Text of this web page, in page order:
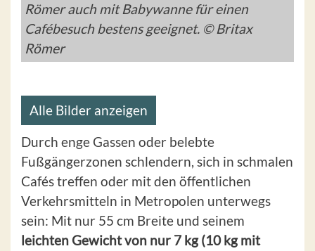
Römer auch mit Babywanne für einen
Cafébesuch bestens geeignet. © Britax
Römer
Alle Bilder anzeigen
Durch enge Gassen oder belebte
Fußgängerzonen schlendern, sich in schmalen
Cafés treffen oder mit den öffentlichen
Verkehrsmitteln in Metropolen unterwegs
sein: Mit nur 55 cm Breite und seinem
leichten Gewicht von nur 7 kg (10 kg mit